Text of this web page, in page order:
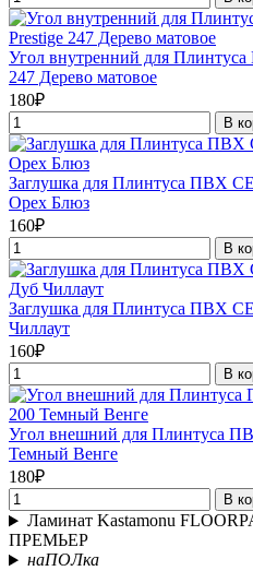
Угол внутренний для
247 Дерево матовое
180₽
В
Заглушка для Плинтуса ПВХ
Орех Блюз
160₽
В
Заглушка для Плинтуса ПВХ
Чиллаут
160₽
В
Угол внешний для Плинтуса
Темный Венге
180₽
В
Ламинат Kastamonu
ПРЕМЬЕР
наПОЛка